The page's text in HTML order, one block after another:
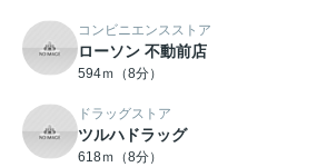
コンビニエンスストア
ローソン 不動前店
594ｍ（8分）
ドラッグストア
ツルハドラッグ
618ｍ（8分）